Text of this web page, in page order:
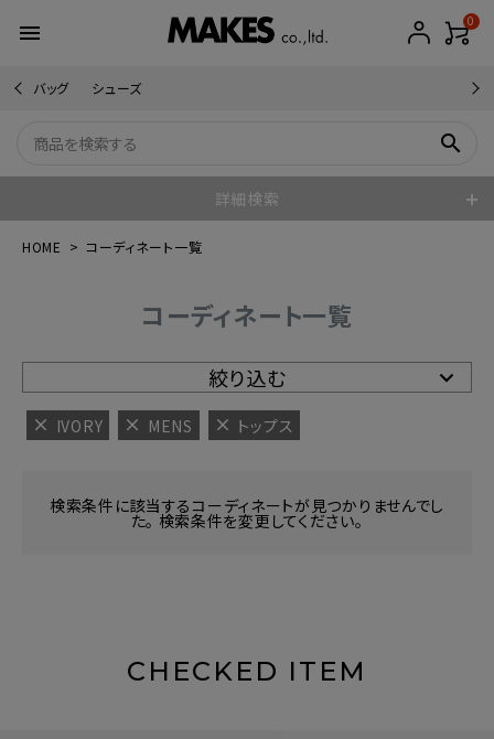
menu 0
バッグ シューズ
search
詳細検索
HOME コーディネート一覧
コーディネート一覧
絞り込む
IVORY MENS トップス
検索条件に該当するコーディネートが見つかりませんでし
た。 検索条件を変更してください。
CHECKED ITEM